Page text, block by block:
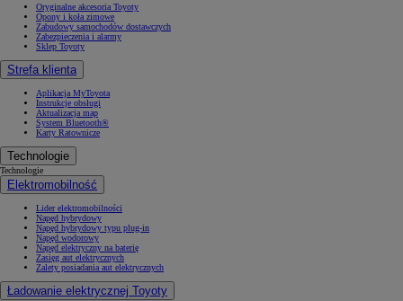
Oryginalne akcesoria Toyoty
Opony i koła zimowe
Zabudowy samochodów dostawczych
Zabezpieczenia i alarmy
Sklep Toyoty
Strefa klienta
Aplikacja MyToyota
Instrukcje obsługi
Aktualizacja map
System Bluetooth®
Karty Ratownicze
Technologie
Technologie
Elektromobilność
Lider elektromobilności
Napęd hybrydowy
Napęd hybrydowy typu plug-in
Napęd wodorowy
Napęd elektryczny na baterię
Zasięg aut elektrycznych
Zalety posiadania aut elektrycznych
Ładowanie elektrycznej Toyoty